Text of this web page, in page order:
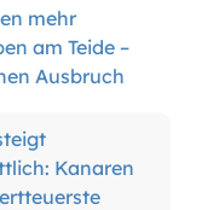
Kanaren
Warnung:
erwarten